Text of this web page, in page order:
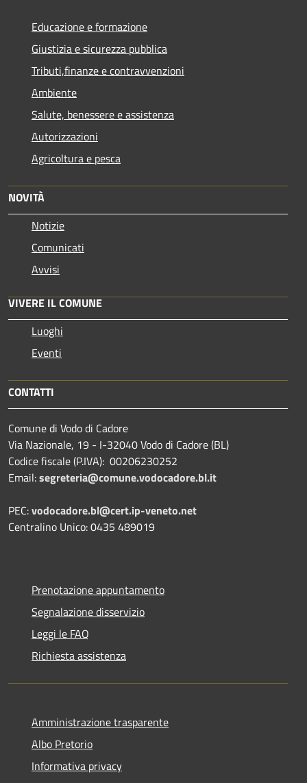
Educazione e formazione
Giustizia e sicurezza pubblica
Tributi,finanze e contravvenzioni
Ambiente
Salute, benessere e assistenza
Autorizzazioni
Agricoltura e pesca
NOVITÀ
Notizie
Comunicati
Avvisi
VIVERE IL COMUNE
Luoghi
Eventi
CONTATTI
Comune di Vodo di Cadore
Via Nazionale, 19 - I-32040 Vodo di Cadore (BL)
Codice fiscale (P.IVA): 00206230252
Email:segreteria@comune.vodocadore.bl.it
PEC:vodocadore.bl@cert.ip-veneto.net
Centralino Unico: 0435 489019
Prenotazione appuntamento
Segnalazione disservizio
Leggi le FAQ
Richiesta assistenza
Amministrazione trasparente
Albo Pretorio
Informativa privacy